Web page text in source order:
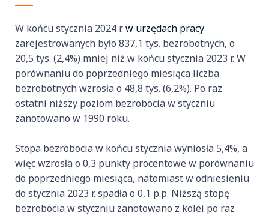
W końcu stycznia 2024 r.w urzędach pracy
zarejestrowanych było 837,1 tys. bezrobotnych, o
20,5 tys. (2,4%) mniej niż w końcu stycznia 2023 r. W
porównaniu do poprzedniego miesiąca liczba
bezrobotnych wzrosła o 48,8 tys. (6,2%). Po raz
ostatni niższy poziom bezrobocia w styczniu
zanotowano w 1990 roku.
Stopa bezrobocia w końcu stycznia wyniosła 5,4%, a
więc wzrosła o 0,3 punkty procentowe w porównaniu
do poprzedniego miesiąca, natomiast w odniesieniu
do stycznia 2023 r. spadła o 0,1 p.p. Niższą stopę
bezrobocia w styczniu zanotowano z kolei po raz